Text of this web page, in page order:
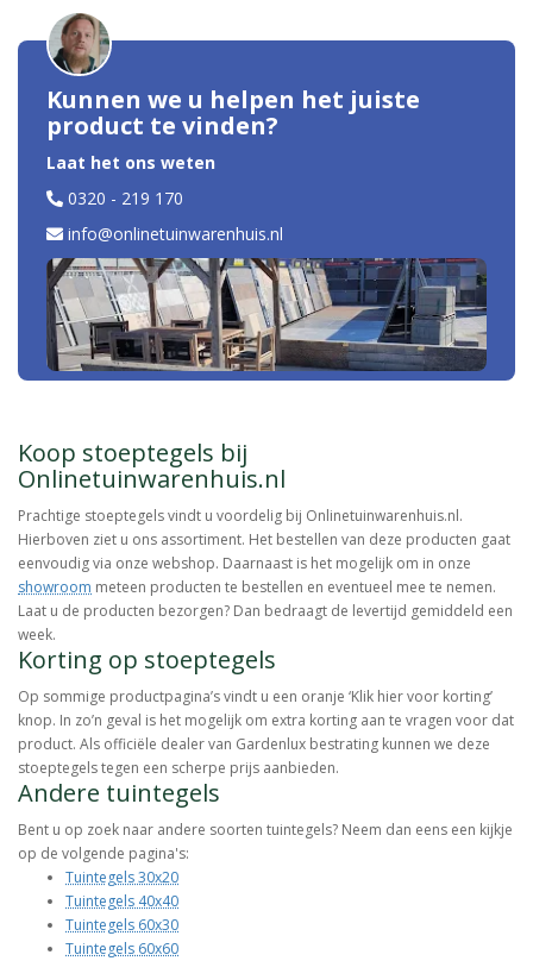
Kunnen we u helpen het juiste
product te vinden?
Laat het ons weten
0320 - 219 170
info@onlinetuinwarenhuis.nl
Koop stoeptegels bij
Onlinetuinwarenhuis.nl
Prachtige stoeptegels vindt u voordelig bij Onlinetuinwarenhuis.nl.
Hierboven ziet u ons assortiment. Het bestellen van deze producten gaat
eenvoudig via onze webshop. Daarnaast is het mogelijk om in onze
showroom meteen producten te bestellen en eventueel mee te nemen.
Laat u de producten bezorgen? Dan bedraagt de levertijd gemiddeld een
week.
Korting op stoeptegels
Op sommige productpagina’s vindt u een oranje ‘Klik hier voor korting’
knop. In zo’n geval is het mogelijk om extra korting aan te vragen voor dat
product. Als officiële dealer van Gardenlux bestrating kunnen we deze
stoeptegels tegen een scherpe prijs aanbieden.
Andere tuintegels
Bent u op zoek naar andere soorten tuintegels? Neem dan eens een kijkje
op de volgende pagina's:
Tuintegels 30x20
Tuintegels 40x40
Tuintegels 60x30
Tuintegels 60x60